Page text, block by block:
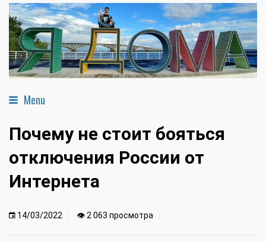
Menu
Почему не стоит бояться
отключения России от
Интернета
14/03/2022 👁 2 063 просмотра